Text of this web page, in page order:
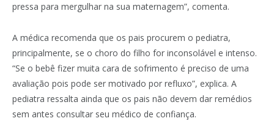
pressa para mergulhar na sua maternagem”, comenta.
A médica recomenda que os pais procurem o pediatra,
principalmente, se o choro do filho for inconsolável e intenso.
“Se o bebê fizer muita cara de sofrimento é preciso de uma
avaliação pois pode ser motivado por refluxo”, explica. A
pediatra ressalta ainda que os pais não devem dar remédios
sem antes consultar seu médico de confiança.